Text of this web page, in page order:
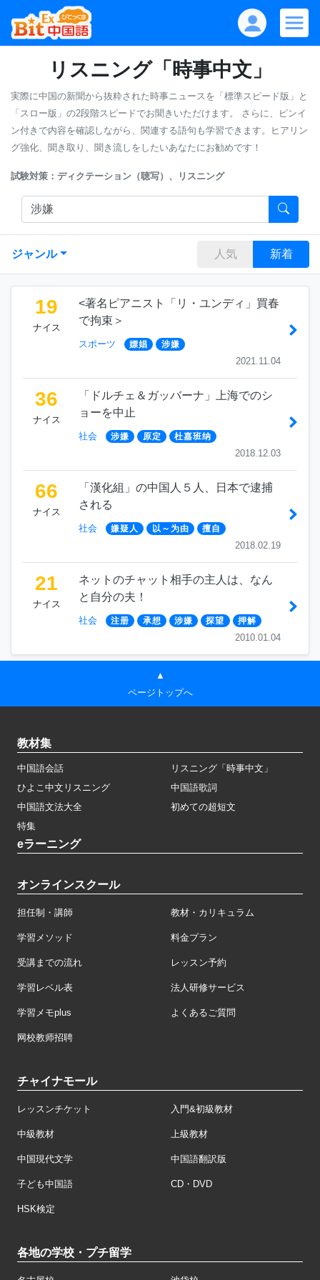
リスニング「時事中文」
実際に中国の新聞から抜粋された時事ニュースを「標準スピード版」と
「スロー版」の2段階スピードでお聞きいただけます。
さらに、ピンイ
ン付きで内容を確認しながら、関連する語句も学習できます。ヒアリン
グ強化、聞き取り、聞き流しをしたいあなたにお勧めです！
試験対策：ディクテーション（聴写）、リスニング
ジャンル 人気 新着
19
ナイス
<著名ピアニスト「リ・ユンディ」買春
で拘束＞
スポーツ 嫖娼 涉嫌
2021.11.04
36
ナイス
「ドルチェ＆ガッバーナ」上海でのシ
ョーを中止
社会 涉嫌 原定 杜嘉班纳
2018.12.03
66
ナイス
「漢化組」の中国人５人、日本で逮捕
される
社会 嫌疑人 以～为由 擅自
2018.02.19
21
ナイス
ネットのチャット相手の主人は、なん
と自分の夫！
社会 注册 承想 涉嫌 探望 押解
2010.01.04
▲
ページトップへ
教材集
中国語会話
リスニング「時事中文」
ひよこ中文リスニング
中国語歌詞
中国語文法大全
初めての超短文
特集
eラーニング
オンラインスクール
担任制・講師 教材・カリキュラム
学習メソッド 料金プラン
受講までの流れ レッスン予約
学習レベル表 法人研修サービス
学習メモplus よくあるご質問
网校教师招聘
チャイナモール
レッスンチケット 入門&初級教材
中級教材 上級教材
中国現代文学 中国語翻訳版
子ども中国語 CD・DVD
HSK検定
各地の学校・プチ留学